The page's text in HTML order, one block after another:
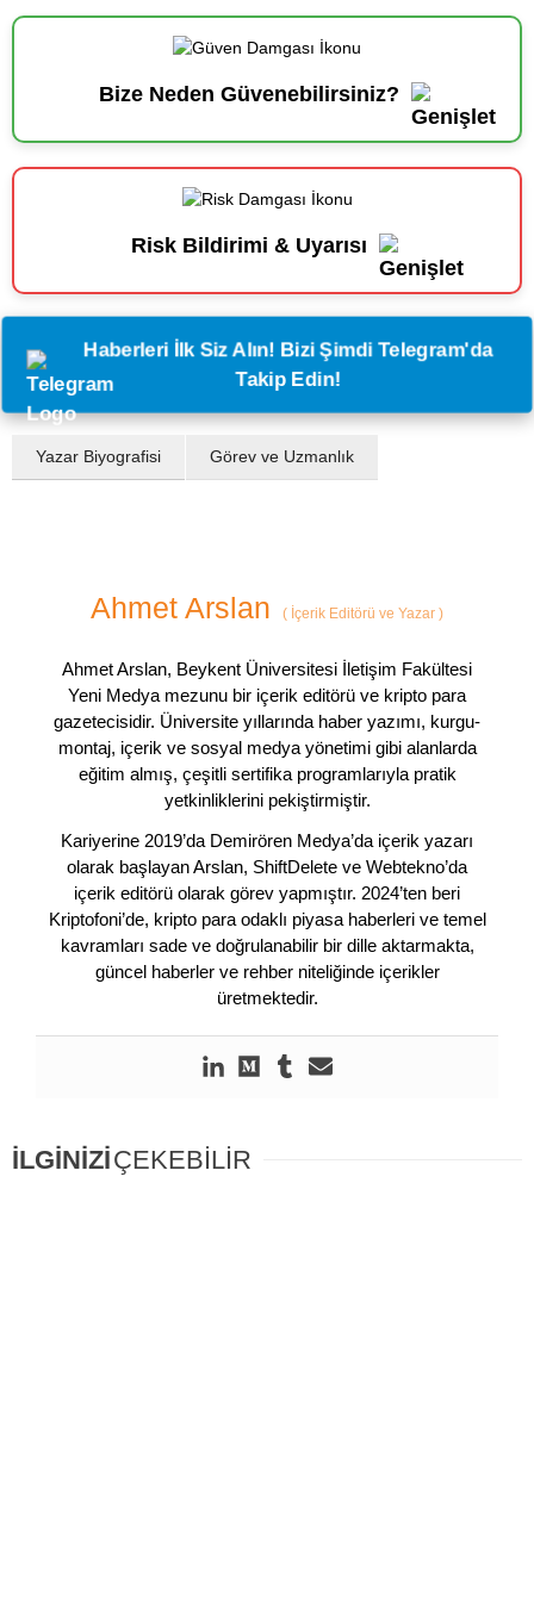
Bize Neden Güvenebilirsiniz?
Risk Bildirimi & Uyarısı
Haberleri İlk Siz Alın! Bizi Şimdi Telegram'da
Takip Edin!
Yazar Biyografisi Görev ve Uzmanlık
Ahmet Arslan ( İçerik Editörü ve Yazar )
Ahmet Arslan, Beykent Üniversitesi İletişim Fakültesi
Yeni Medya mezunu bir içerik editörü ve kripto para
gazetecisidir. Üniversite yıllarında haber yazımı, kurgu-
montaj, içerik ve sosyal medya yönetimi gibi alanlarda
eğitim almış, çeşitli sertifika programlarıyla pratik
yetkinliklerini pekiştirmiştir.
Kariyerine 2019’da Demirören Medya’da içerik yazarı
olarak başlayan Arslan, ShiftDelete ve Webtekno’da
içerik editörü olarak görev yapmıştır. 2024’ten beri
Kriptofoni’de, kripto para odaklı piyasa haberleri ve temel
kavramları sade ve doğrulanabilir bir dille aktarmakta,
güncel haberler ve rehber niteliğinde içerikler
üretmektedir.
İLGİNİZİÇEKEBİLİR